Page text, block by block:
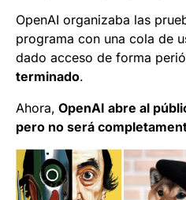
OpenAI organizaba las
programa con una cola de
dado acceso de forma
terminado.
Ahora, OpenAI abre al
pero no será